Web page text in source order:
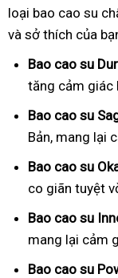
loại bao cao su
và sở thích của
Bao cao su
tăng cảm giác
Bao cao su
Bản, mang lại
Bao cao su
co giãn tuyệt
Bao cao su
mang lại cảm
Bao cao su